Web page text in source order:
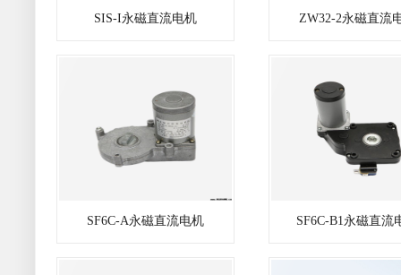
SIS-I永磁直流电机 ZW32-2永磁直流
SF6C-A永磁直流电机 SF6C-B1永磁直流